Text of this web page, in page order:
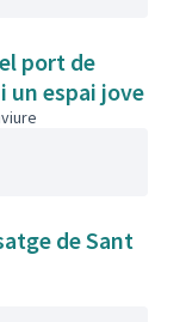
port de
un espai jove
de Sant